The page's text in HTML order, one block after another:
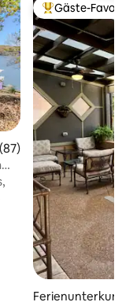
Bewertung:
Beliebter Gäste-
Gäste-Favorit
Ferienunterkunft